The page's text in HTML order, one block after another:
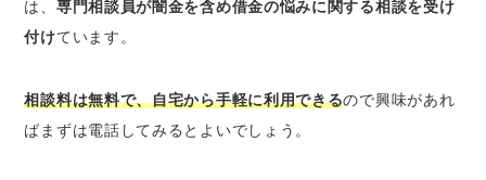
は、 専門相談員が闇金を含め借金の悩みに関する相談を受け
付けています。
相談料は無料で、自宅から手軽に利用できるので興味があれ
ばまずは電話してみるとよいでしょう。